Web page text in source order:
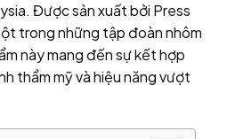
Được sản xuất bởi Press
trong những tập đoàn nhôm
này mang đến sự kết hợp
thẩm mỹ và hiệu năng vượt